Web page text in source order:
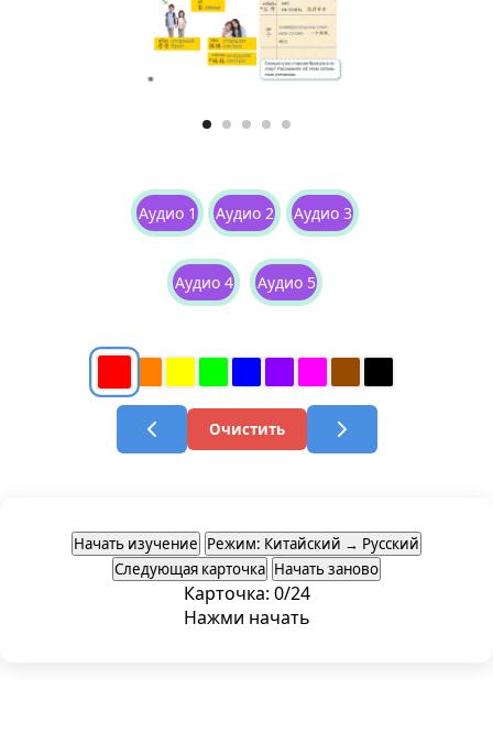
Аудио 1
Аудио 4
Аудио 2
Аудио 5
Аудио 3
Очистить
爸爸
Начать изучение Режим: Китайский → Русский
Следующая карточка Начать заново
Карточка: 0/24
Нажми начать